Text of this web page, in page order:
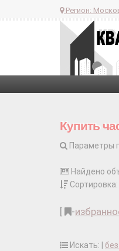
Регион:
Купить
Параметры
Найдено
Сортировка:
-
Искать: |